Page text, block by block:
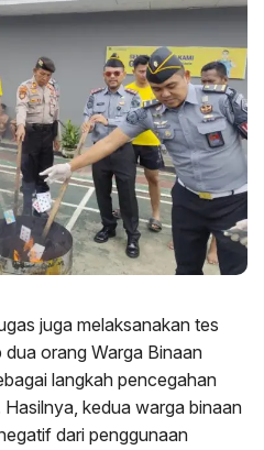
juga melaksanakan tes
orang Warga Binaan
langkah pencegahan
kedua warga binaan
dari penggunaan